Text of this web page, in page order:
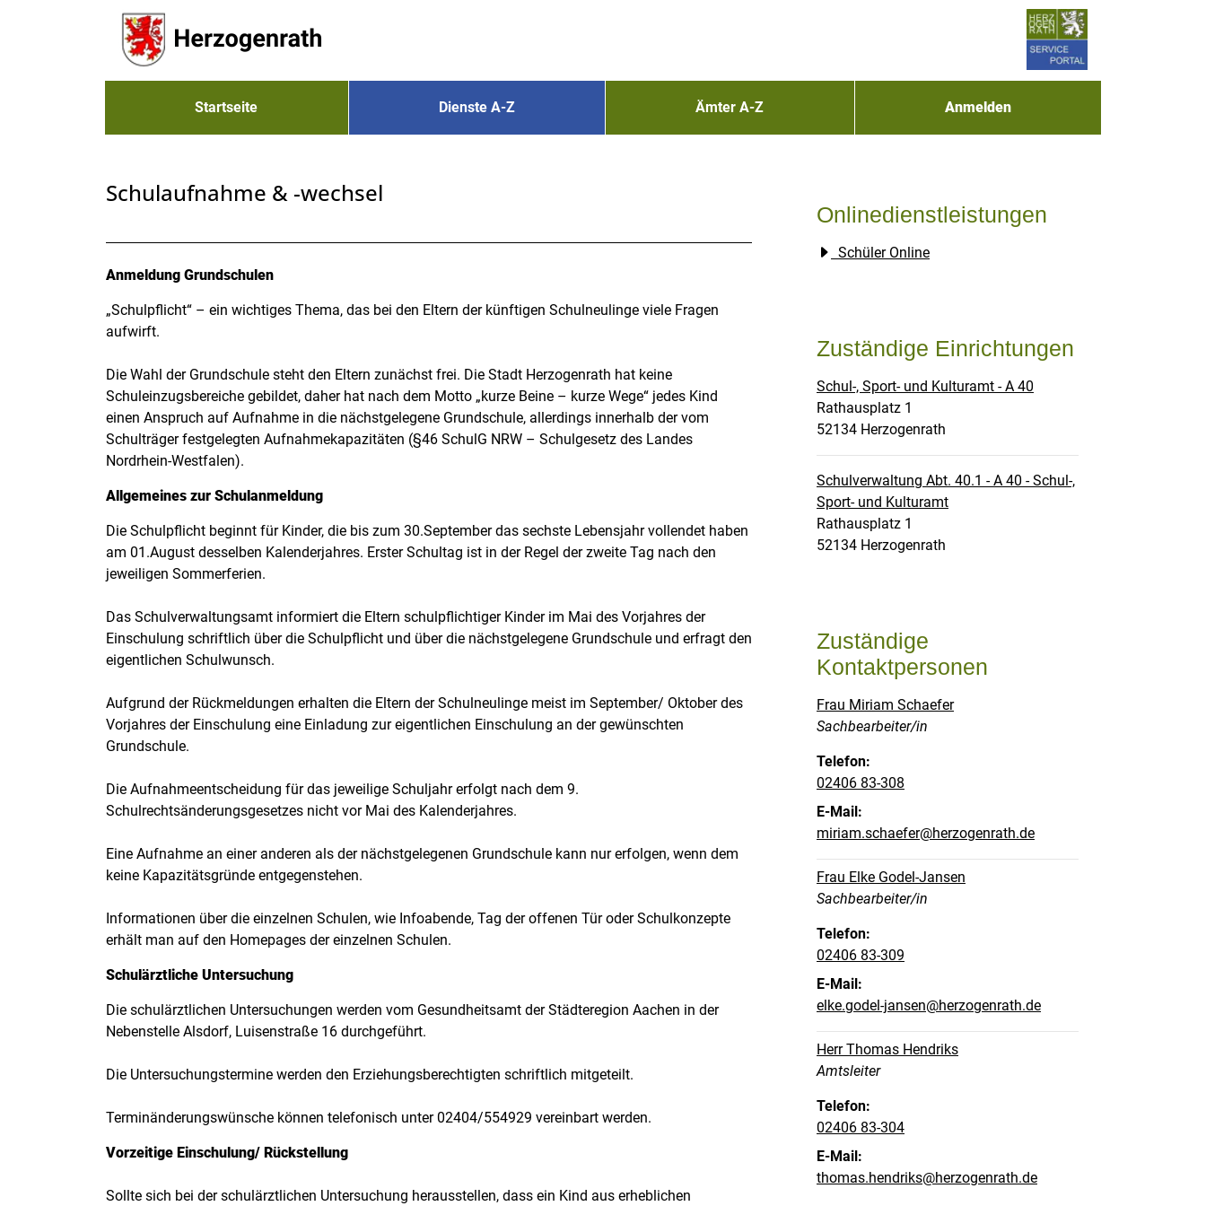
Zum Hauptinhalt springen
Startseite Dienste A-Z Ämter A-Z Anmelden
Schulaufnahme & -wechsel
Beschreibung
Anmeldung Grundschulen
„Schulpflicht“ – ein wichtiges Thema, das bei den Eltern der künftigen Schulneulinge viele Fragen
aufwirft.
Die Wahl der Grundschule steht den Eltern zunächst frei. Die Stadt Herzogenrath hat keine
Schuleinzugsbereiche gebildet, daher hat nach dem Motto „kurze Beine – kurze Wege“ jedes Kind
einen Anspruch auf Aufnahme in die nächstgelegene Grundschule, allerdings innerhalb der vom
Schulträger festgelegten Aufnahmekapazitäten (§46 SchulG NRW – Schulgesetz des Landes
Nordrhein-Westfalen).
Allgemeines zur Schulanmeldung
Die Schulpflicht beginnt für Kinder, die bis zum 30.September das sechste Lebensjahr vollendet haben
am 01.August desselben Kalenderjahres. Erster Schultag ist in der Regel der zweite Tag nach den
jeweiligen Sommerferien.
Das Schulverwaltungsamt informiert die Eltern schulpflichtiger Kinder im Mai des Vorjahres der
Einschulung schriftlich über die Schulpflicht und über die nächstgelegene Grundschule und erfragt den
eigentlichen Schulwunsch.
Aufgrund der Rückmeldungen erhalten die Eltern der Schulneulinge meist im September/ Oktober des
Vorjahres der Einschulung eine Einladung zur eigentlichen Einschulung an der gewünschten
Grundschule.
Die Aufnahmeentscheidung für das jeweilige Schuljahr erfolgt nach dem 9.
Schulrechtsänderungsgesetzes nicht vor Mai des Kalenderjahres.
Eine Aufnahme an einer anderen als der nächstgelegenen Grundschule kann nur erfolgen, wenn dem
keine Kapazitätsgründe entgegenstehen.
Informationen über die einzelnen Schulen, wie Infoabende, Tag der offenen Tür oder Schulkonzepte
erhält man auf den Homepages der einzelnen Schulen.
Schulärztliche Untersuchung
Die schulärztlichen Untersuchungen werden vom Gesundheitsamt der Städteregion Aachen in der
Nebenstelle Alsdorf, Luisenstraße 16 durchgeführt.
Die Untersuchungstermine werden den Erziehungsberechtigten schriftlich mitgeteilt.
Terminänderungswünsche können telefonisch unter 02404/554929 vereinbart werden.
Vorzeitige Einschulung/ Rückstellung
Sollte sich bei der schulärztlichen Untersuchung herausstellen, dass ein Kind aus erheblichen
Onlinedienstleistungen
Schüler Online
Zuständige Einrichtungen
Schul-, Sport- und Kulturamt - A 40
Straße:
Rathausplatz Hausnummer:
1
PLZ:
52134 Ort:
Herzogenrath
Schulverwaltung Abt. 40.1 - A 40 - Schul-,
Sport- und Kulturamt
Straße:
Rathausplatz Hausnummer:
1
PLZ:
52134 Ort:
Herzogenrath
Zuständige
Kontaktpersonen
Frau Miriam Schaefer
Position:
Sachbearbeiter/in
Telefon:
02406 83-308
E-Mail:
miriam.schaefer@herzogenrath.de
Frau Elke Godel-Jansen
Position:
Sachbearbeiter/in
Telefon:
02406 83-309
E-Mail:
elke.godel-jansen@herzogenrath.de
Herr Thomas Hendriks
Position:
Amtsleiter
Telefon:
02406 83-304
E-Mail:
thomas.hendriks@herzogenrath.de